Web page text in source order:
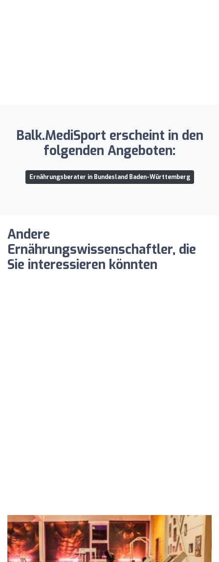
Balk.MediSport erscheint in den
folgenden Angeboten:
Ernährungsberater in Bundesland Baden-Württemberg
Andere
Ernährungswissenschaftler, die
Sie interessieren könnten